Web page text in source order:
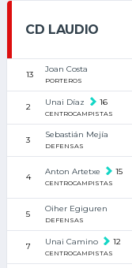
CD LAUDIO
13
Joan Costa
PORTEROS
2 Unai Díaz 16
CENTROCAMPISTAS
3
Sebastián Mejía
DEFENSAS
4
Anton Artetxe 15
CENTROCAMPISTAS
5
Oiher Egiguren
DEFENSAS
7 Unai Camino 12
CENTROCAMPISTAS